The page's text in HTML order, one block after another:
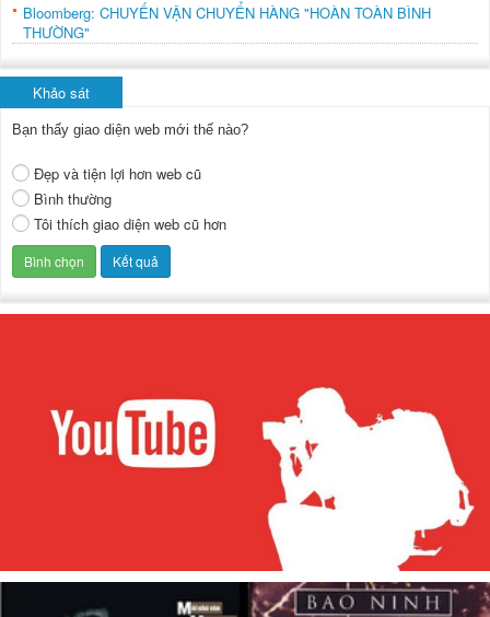
Bloomberg: CHUYẾN VẬN CHUYỂN HÀNG "HOÀN TOÀN BÌNH
THƯỜNG"
Khảo sát
Bạn thấy giao diện web mới thế nào?
Đẹp và tiện lợi hơn web cũ
Bình thường
Tôi thích giao diện web cũ hơn